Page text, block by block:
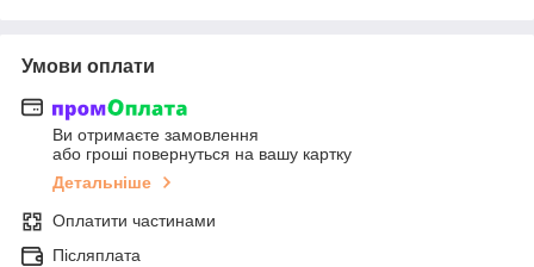
Умови оплати
Ви отримаєте замовлення
або гроші повернуться на вашу картку
Детальніше
Оплатити частинами
Післяплата